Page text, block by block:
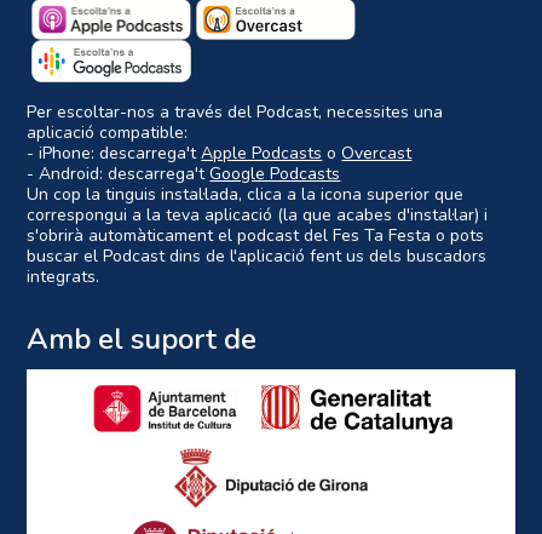
Per escoltar-nos a través del Podcast, necessites una
aplicació compatible:
- iPhone: descarrega'tApple Podcasts oOvercast
- Android: descarrega'tGoogle Podcasts
Un cop la tinguis instal·lada, clica a la icona superior que
correspongui a la teva aplicació (la que acabes d'instal·lar) i
s'obrirà automàticament el podcast del Fes Ta Festa o pots
buscar el Podcast dins de l'aplicació fent us dels buscadors
integrats.
Amb el suport de